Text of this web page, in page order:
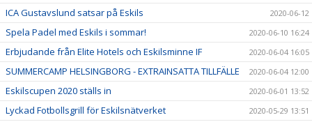
ICA Gustavslund satsar på Eskils 2020-06-12
Spela Padel med Eskils i sommar! 2020-06-10 16:24
Erbjudande från Elite Hotels och Eskilsminne IF 2020-06-04 16:05
SUMMERCAMP HELSINGBORG - EXTRAINSATTA TILLFÄLLE 2020-06-04 12:00
Eskilscupen 2020 ställs in 2020-06-01 13:52
Lyckad Fotbollsgrill för Eskilsnätverket 2020-05-29 13:51